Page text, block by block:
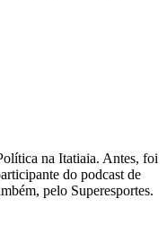
na Itatiaia. Antes, foi
do podcast de
pelo Superesportes.